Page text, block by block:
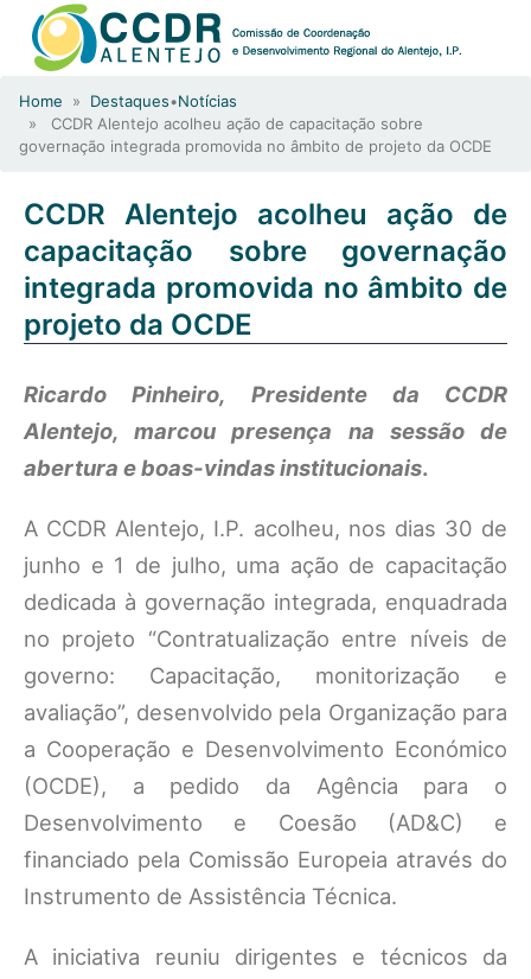
Home » Destaques•Notícias
» CCDR Alentejo acolheu ação de capacitação sobre
governação integrada promovida no âmbito de projeto da OCDE
CCDR Alentejo acolheu ação de
capacitação sobre governação
integrada promovida no âmbito de
projeto da OCDE
Ricardo Pinheiro, Presidente da CCDR
Alentejo, marcou presença na sessão de
abertura e boas-vindas institucionais.
A CCDR Alentejo, I.P. acolheu, nos dias 30 de
junho e 1 de julho, uma ação de capacitação
dedicada à governação integrada, enquadrada
no projeto “Contratualização entre níveis de
governo: Capacitação, monitorização e
avaliação”, desenvolvido pela Organização para
a Cooperação e Desenvolvimento Económico
(OCDE), a pedido da Agência para o
Desenvolvimento e Coesão (AD&C) e
financiado pela Comissão Europeia através do
Instrumento de Assistência Técnica.
A iniciativa reuniu dirigentes e técnicos da